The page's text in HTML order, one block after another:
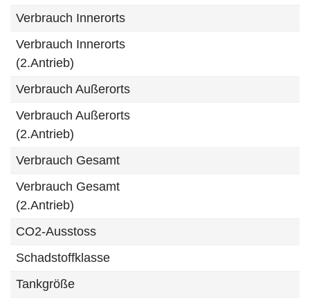
Verbrauch Innerorts
Verbrauch Innerorts
(2.Antrieb)
Verbrauch Außerorts
Verbrauch Außerorts
(2.Antrieb)
Verbrauch Gesamt
Verbrauch Gesamt
(2.Antrieb)
CO2-Ausstoss
Schadstoffklasse
Tankgröße